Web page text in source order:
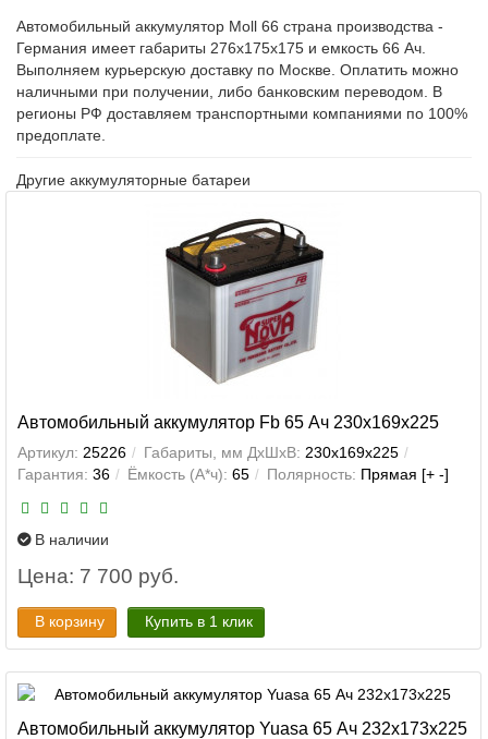
Автомобильный аккумулятор Moll 66 страна производства -
Германия имеет габариты 276x175x175 и емкость 66 Ач.
Выполняем курьерскую доставку по Москве. Оплатить можно
наличными при получении, либо банковским переводом. В
регионы РФ доставляем транспортными компаниями по 100%
предоплате.
Другие аккумуляторные батареи
Автомобильный аккумулятор Fb 65 Ач 230x169x225
Артикул: 25226 Габариты, мм ДхШхВ: 230x169x225
Гарантия: 36 Ёмкость (А*ч): 65 Полярность: Прямая [+ -]
В наличии
Цена: 7 700 руб.
В корзину Купить в 1 клик
Автомобильный аккумулятор Yuasa 65 Ач 232x173x225